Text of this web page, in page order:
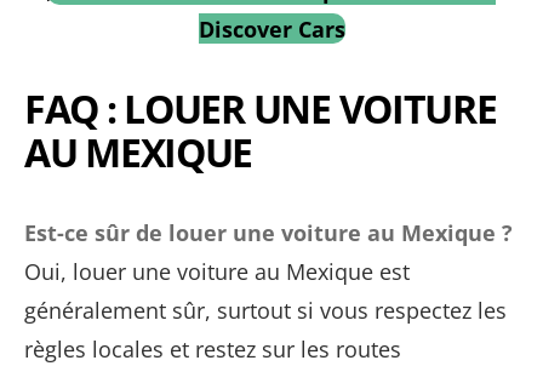
Discover Cars
FAQ : LOUER UNE VOITURE
AU MEXIQUE
Est-ce sûr de louer une voiture au Mexique ?
Oui, louer une voiture au Mexique est
généralement sûr, surtout si vous respectez les
règles locales et restez sur les routes